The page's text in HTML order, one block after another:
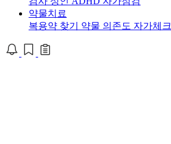
약물치료
복용약 찾기 약물 의존도 자가체크